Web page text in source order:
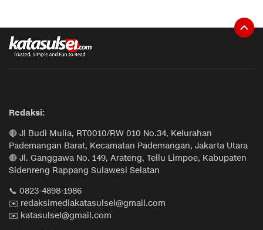
Redaksi:
🔴 Jl Budi Mulia, RT0010/RW 010 No.34, Kelurahan
Pademangan Barat, Kecamatan Pademangan, Jakarta Utara
🔴 Jl. Ganggawa No. 149, Arateng, Tellu Limpoe, Kabupaten
Sidenreng Rappang Sulawesi Selatan
📞 0823-4898-1986
✉️ redaksimediakatasulsel@gmail.com
✉️ katasulsel@gmail.com